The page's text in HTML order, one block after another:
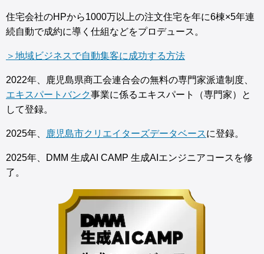
住宅会社のHPから1000万以上の注文住宅を年に6棟×5年連
続自動で成約に導く仕組などをプロデュース。
＞地域ビジネスで自動集客に成功する方法
2022年、鹿児島県商工会連合会の無料の専門家派遣制度、
エキスパートバンク事業に係るエキスパート（専門家）と
して登録。
2025年、 鹿児島市クリエイターズデータベースに登録。
2025年、DMM 生成AI CAMP 生成AIエンジニアコースを修
了。